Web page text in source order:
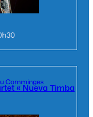
Comminges
« Nueva Timba